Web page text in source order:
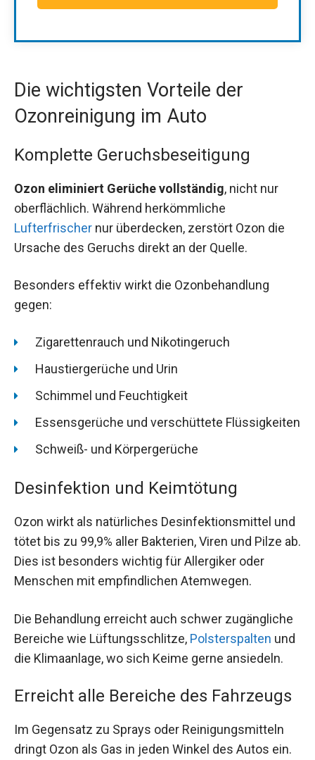
Die wichtigsten Vorteile der
Ozonreinigung im Auto
Komplette Geruchsbeseitigung
Ozon eliminiert Gerüche vollständig, nicht nur
oberflächlich. Während herkömmliche
Lufterfrischer nur überdecken, zerstört Ozon die
Ursache des Geruchs direkt an der Quelle.
Besonders effektiv wirkt die Ozonbehandlung
gegen:
Zigarettenrauch und Nikotingeruch
Haustiergerüche und Urin
Schimmel und Feuchtigkeit
Essensgerüche und verschüttete Flüssigkeiten
Schweiß- und Körpergerüche
Desinfektion und Keimtötung
Ozon wirkt als natürliches Desinfektionsmittel und
tötet bis zu 99,9% aller Bakterien, Viren und Pilze ab.
Dies ist besonders wichtig für Allergiker oder
Menschen mit empfindlichen Atemwegen.
Die Behandlung erreicht auch schwer zugängliche
Bereiche wie Lüftungsschlitze, Polsterspalten und
die Klimaanlage, wo sich Keime gerne ansiedeln.
Erreicht alle Bereiche des Fahrzeugs
Im Gegensatz zu Sprays oder Reinigungsmitteln
dringt Ozon als Gas in jeden Winkel des Autos ein.